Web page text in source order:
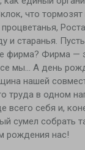
что тормозят
и старанья.
фирма? Фирма —
мы… А день
нашей
труда в одном
всего себя и,
сумел собрать
рождения нас!